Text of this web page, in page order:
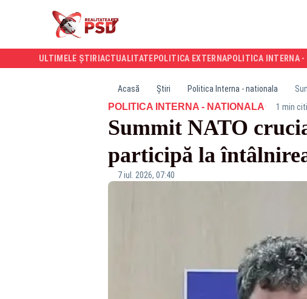
ULTIMELE ȘTIRI ACTUALITATE POLITICA EXTERNAPOLITICA INTERNA -
Acasă Știri Politica Interna - nationala
POLITICA INTERNA - NATIONALA· 1 min
Summit NATO
participă la
7 iul. 2026, 07:40